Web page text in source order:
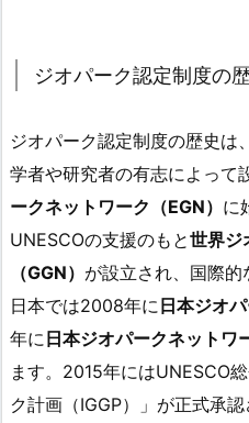
ジオパーク認定制度の
ジオパーク認定制度の歴史
学者や研究者の有志によって
ークネットワーク（EGN） に
UNESCOの支援のもと世界ジ
（GGN） が設立され、国際的
日本では2008年に 日本ジオ
年に 日本ジオパークネットワ
ます。2015年にはUNESCO
ク計画（IGGP）」が正式承